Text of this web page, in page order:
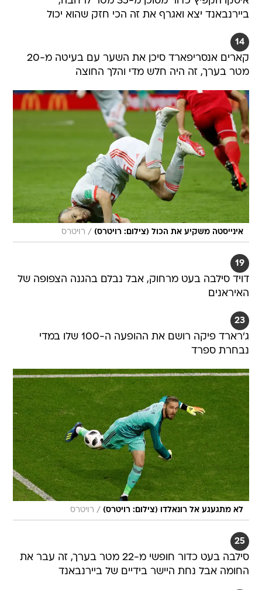
ביירנבאנד יצא ואגרף את זה הכי חזק שהוא יכול
14
קארים אנסריפארד סיכן את השער עם בעיטה מ-20
מטר בערך, זה היה חלש מדי והלך החוצה
אינייסטה משקיע את הכול (צילום: רויטרס) / רויטרס
19
דויד סילבה בעט מרחוק, אבל נבלם בהגנה הצפופה של
האיראנים
23
ג'רארד פיקה רושם את ההופעה ה-100 שלו במדי
נבחרת ספרד
לא מתגעגע אל רונאלדו (צילום: רויטרס) / רויטרס
25
סילבה בעט כדור חופשי מ-22 מטר בערך, זה עבר את
החומה אבל נחת היישר בידיים של ביירנבאנד